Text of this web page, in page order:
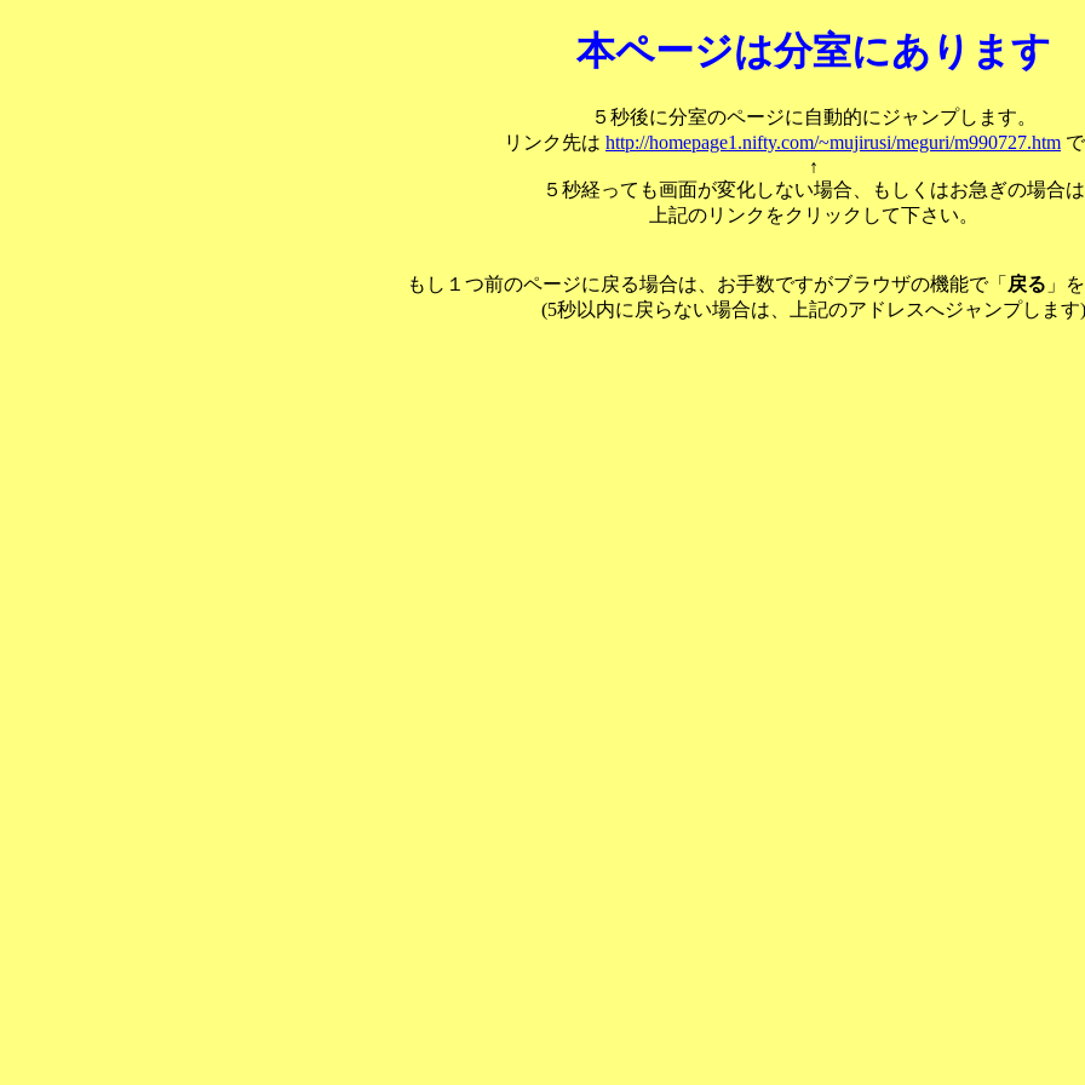
本ページは分室にあります
５秒後に分室のページに自動的にジャンプします。
リンク先は http://homepage1.nifty.com/~mujirusi/meguri/m990727.htm
↑
５秒経っても画面が変化しない場合、もしくはお急ぎの場合は
上記のリンクをクリックして下さい。
もし１つ前のページに戻る場合は、お手数ですがブラウザの機能で「 戻る 」
(5秒以内に戻らない場合は、上記のアドレスへジャンプします)